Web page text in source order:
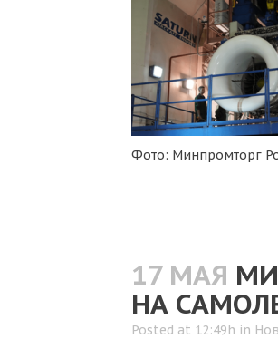
Фото: Минпромторг
17 МАЯ
НА
Posted at 12:49h in